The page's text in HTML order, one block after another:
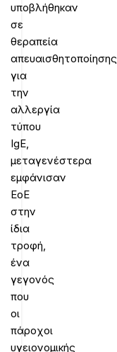
υποβλήθηκαν
σε
θεραπεία
απευαισθητοποίησης
για
την
αλλεργία
τύπου
IgE,
μεταγενέστερα
εμφάνισαν
ΕοΕ
στην
ίδια
τροφή,
ένα
γεγονός
που
οι
πάροχοι
υγειονομικής